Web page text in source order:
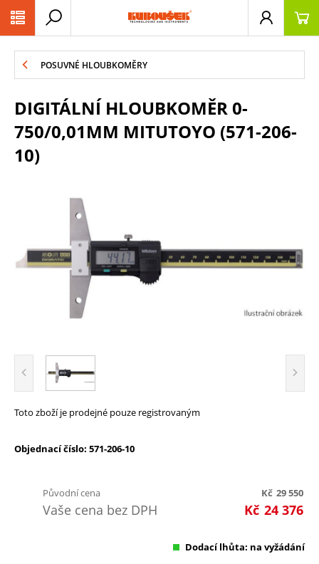
POSUVNÉ HLOUBKOMĚRY
DIGITÁLNÍ HLOUBKOMĚR 0-
750/0,01MM MITUTOYO (571-206-
10)
Toto zboží je prodejné pouze registrovaným
Objednací číslo: 571-206-10
Původní cena 29 550
Kč
Vaše cena bez DPH 24 376
Kč
Dodací lhůta: na vyžádání